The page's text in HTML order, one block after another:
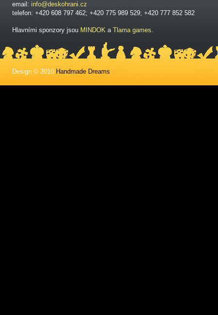
email: info@deskohrani.cz
telefon: +420 608 797 462; +420 775 989 529; +420 777 852 582
Hlavními sponzory jsou MINDOK a Tlama games.
Design © 2010 Handmade Dreams